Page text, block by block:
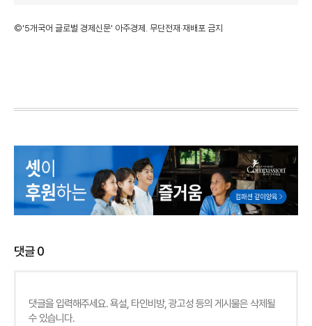
©'5개국어 글로벌 경제신문' 아주경제. 무단전재·재배포 금지
댓글0